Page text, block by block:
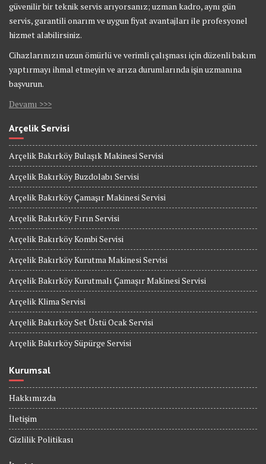
güvenilir bir teknik servis arıyorsanız; uzman kadro, aynı gün
servis, garantili onarım ve uygun fiyat avantajları ile profesyonel
hizmet alabilirsiniz.
Cihazlarınızın uzun ömürlü ve verimli çalışması için düzenli bakım
yaptırmayı ihmal etmeyin ve arıza durumlarında işin uzmanına
başvurun.
Devamı >>>
Arçelik Servisi
Arçelik Bakırköy Bulaşık Makinesi Servisi
Arçelik Bakırköy Buzdolabı Servisi
Arçelik Bakırköy Çamaşır Makinesi Servisi
Arçelik Bakırköy Fırın Servisi
Arçelik Bakırköy Kombi Servisi
Arçelik Bakırköy Kurutma Makinesi Servisi
Arçelik Bakırköy Kurutmalı Çamaşır Makinesi Servisi
Arçelik Klima Servisi
Arçelik Bakırköy Set Üstü Ocak Servisi
Arçelik Bakırköy Süpürge Servisi
Kurumsal
Hakkımızda
İletişim
Gizlilik Politikası